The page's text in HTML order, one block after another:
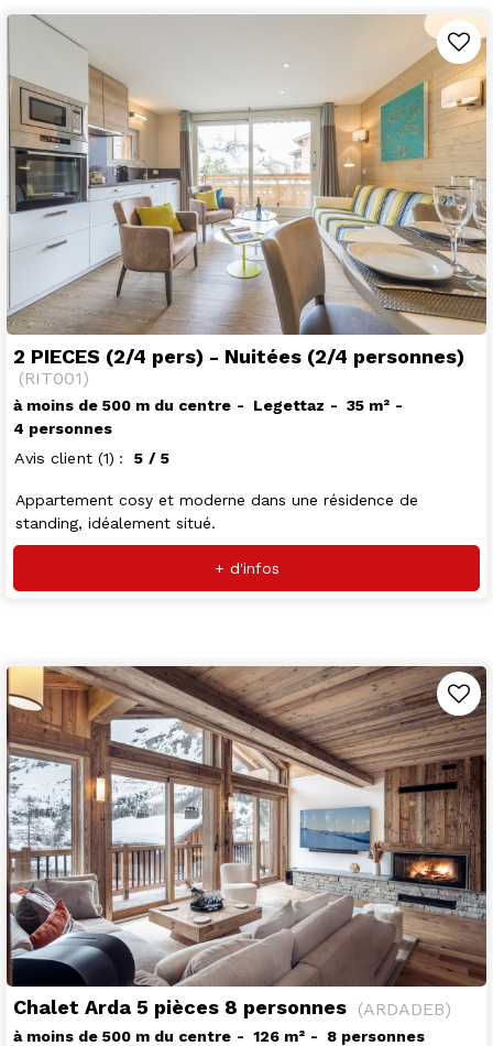
2 PIECES (2/4 pers) - Nuitées (2/4 personnes)
(RIT001)
à moins de 500 m du centre Legettaz 35 m²
4 personnes
Avis client (1) 5 / 5
Appartement cosy et moderne dans une résidence de
standing, idéalement situé.
+ d'infos
Chalet Arda 5 pièces 8 personnes (ARDADEB)
à moins de 500 m du centre 126 m² 8 personnes